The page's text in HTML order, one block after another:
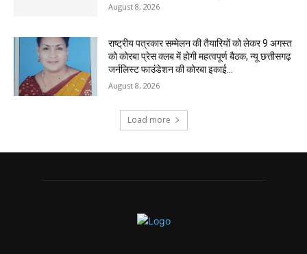
August 8, 2026
राष्ट्रीय पत्रकार सम्मेलन की तैयारियों को लेकर 9 अगस्त
को कोरबा प्रेस क्लब में होगी महत्वपूर्ण बैठक, न्यू छत्तीसगढ़
जर्नलिस्ट फाउंडेशन की कोरबा इकाई...
August 8, 2026
Load more